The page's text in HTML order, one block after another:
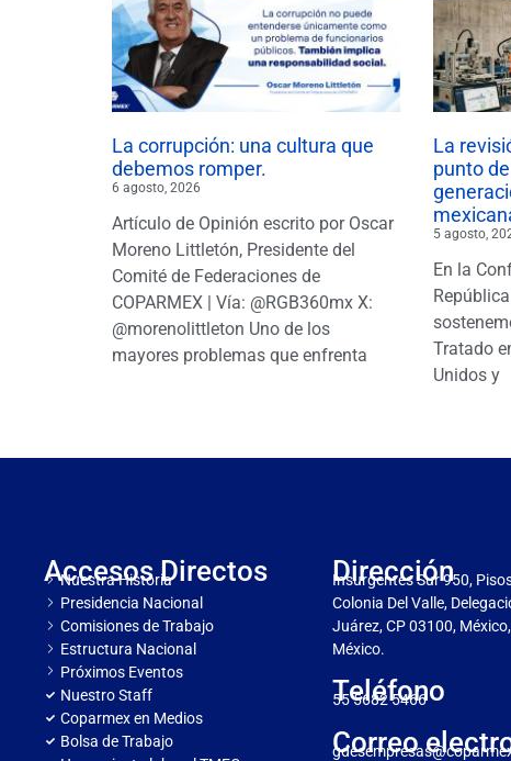
La corrupción: una cultura que
debemos romper.
6 agosto, 2026
Artículo de Opinión escrito por Oscar
Moreno Littletón, Presidente del
Comité de Federaciones de
COPARMEX | Vía: @RGB360mx X:
@morenolittleton Uno de los
mayores problemas que enfrenta
La
punto
5 agosto,
En la
Tratado
Unidos y
Accesos Directos
Nuestra Historia
Presidencia Nacional
Comisiones de Trabajo
Estructura Nacional
Próximos Eventos
Nuestro Staff
Coparmex en Medios
Bolsa de Trabajo
Dirección
Insurgentes Sur 950,
Colonia Del Valle,
Juárez, CP 03100,
México.
Teléfono
55 5682 5466
Correo